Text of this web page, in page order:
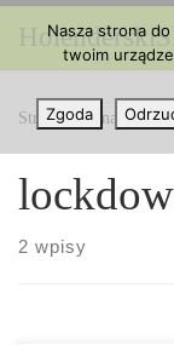
Przejdź do treści
Strona główna »
2 wpisy
Nasza strona
twoim
Zgoda